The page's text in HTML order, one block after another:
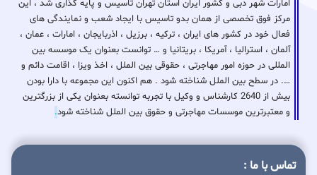
امارات شهر دبی و کشور ایران استان تهران تاسیس و پایه گذاری شد ، این
مرکز فوق تخصصی از همان بدو تاسیس با ایجاد شعب و نمایندگی های
فعال خود در کشور های ایران ، ترکیه ، برزیل ، اذربایجان ، امارات ، عمان ،
آلمان ، استرالیا ، آمریکا ، بریتانیا و … توانست بعنوان یک موسسه بین
المللی در حوزه امور مهاجرتی ، حقوقی بین الملل ، اخذ ویزا ، اقامت دائم و
…. در سطح بین الملل شناخته شود . هم اکنون این مجموعه با دارا بودن
بیش از 2640 کارشناس و وکیل با تجربه توانسته بعنوان یکی از بزرگترین
و معتبرترین موسسات مهاجرتی و حقوق بین الملل شناخته شود.
تماس با ما :